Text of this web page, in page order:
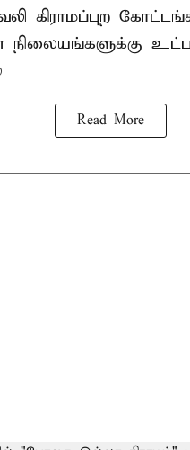
கிராமப்புற
நிலையங்களுக்கு
Read More